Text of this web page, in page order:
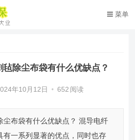
菜单
除尘布袋有什么优缺点？
年10月12日 • 652 阅读
尘布袋有什么优缺点？ 混导电纤
有一系列显著的优点，同时也存